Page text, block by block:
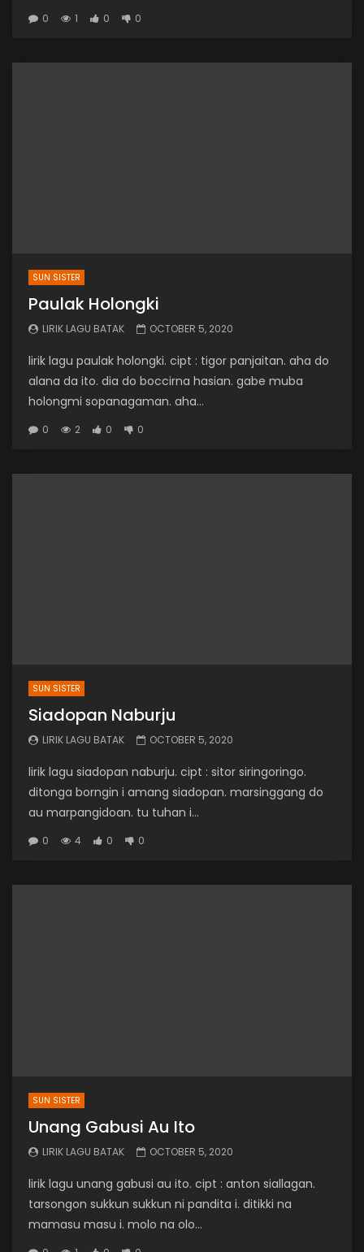
0 1 0 0
SUN SISTER
Paulak Holongki
LIRIK LAGU BATAK OCTOBER 5, 2020
lirik lagu paulak holongki. cipt : tigor panjaitan. aha do
alana da ito. dia do boccirna hasian. gabe muba
holongmi sopanagaman. aha...
0 2 0 0
SUN SISTER
Siadopan Naburju
LIRIK LAGU BATAK OCTOBER 5, 2020
lirik lagu siadopan naburju. cipt : sitor siringoringo.
ditonga borngin i amang siadopan. marsinggang do
au marpangidoan. tu tuhan i...
0 4 0 0
SUN SISTER
Unang Gabusi Au Ito
LIRIK LAGU BATAK OCTOBER 5, 2020
lirik lagu unang gabusi au ito. cipt : anton siallagan.
tarsongon sukkun sukkun ni pandita i. ditikki na
mamasu masu i. molo na olo...